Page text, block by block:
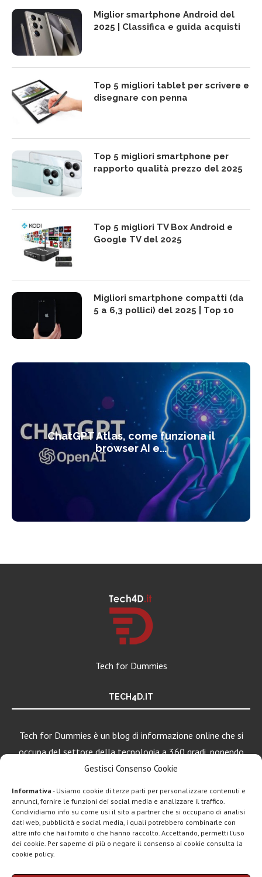
Gestisci Consenso Cookie
Informativa - Usiamo cookie di terze parti per personalizzare contenuti e
annunci, fornire le funzioni dei social media e analizzare il traffico.
Condividiamo info su come usi il sito a partner che si occupano di analisi
dati web, pubblicità e social media, i quali potrebbero combinarle con
altre info che hai fornito o che hanno raccolto. Accettando, permetti l’uso
dei cookie. Per saperne di più o negare il consenso ai cookie consulta la
cookie policy.
Miglior smartphone Android del
2025 | Classifica e guida acquisti
Top 5 migliori tablet per scrivere e
disegnare con penna
Top 5 migliori smartphone per
rapporto qualità prezzo del 2025
Top 5 migliori TV Box Android e
Google TV del 2025
Migliori smartphone compatti (da
5 a 6,3 pollici) del 2025 | Top 10
ChatGPT Atlas, come funziona il
browser AI e...
Tech for Dummies
TECH4D.IT
Tech for Dummies è un blog di informazione online che si
occupa del settore della tecnologia a 360 gradi, ponendo
una particolare attenzione al mondo Android, Apple e